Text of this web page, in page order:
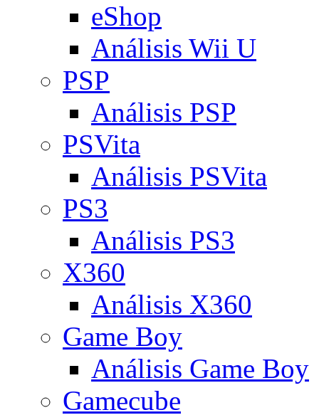
eShop
Análisis Wii U
PSP
Análisis PSP
PSVita
Análisis PSVita
PS3
Análisis PS3
X360
Análisis X360
Game Boy
Análisis Game Boy
Gamecube